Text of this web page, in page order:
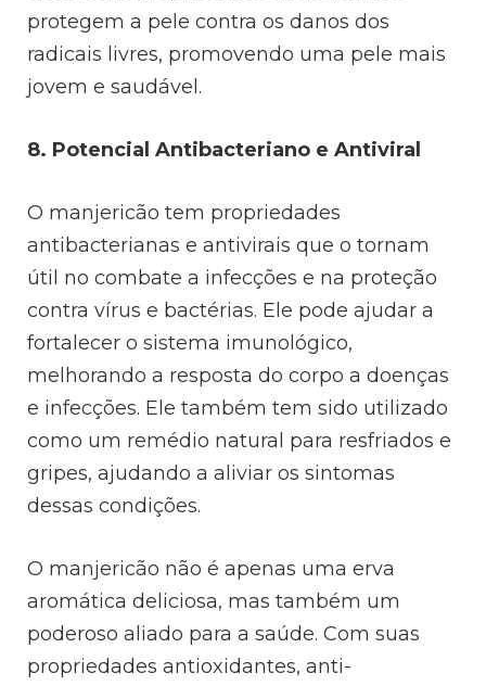
protegem a pele contra os danos dos
radicais livres, promovendo uma pele mais
jovem e saudável.
8. Potencial Antibacteriano e Antiviral
O manjericão tem propriedades
antibacterianas e antivirais que o tornam
útil no combate a infecções e na proteção
contra vírus e bactérias. Ele pode ajudar a
fortalecer o sistema imunológico,
melhorando a resposta do corpo a doenças
e infecções. Ele também tem sido utilizado
como um remédio natural para resfriados e
gripes, ajudando a aliviar os sintomas
dessas condições.
O manjericão não é apenas uma erva
aromática deliciosa, mas também um
poderoso aliado para a saúde. Com suas
propriedades antioxidantes, anti-